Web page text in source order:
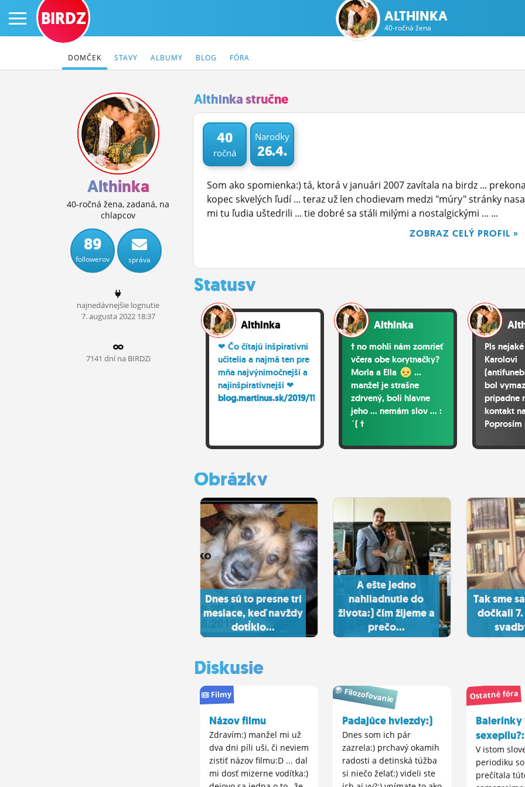
PRIHLÁS SA
ČINŽIAK
FÓRUM
STATUSY
BLOGY
OBRÁZKY
ĽUDIA
MÔJ PROFIL
NASTAVENIA
BIRDZ ALTHINKA
40-ročná žena
DOMČEK STAVY ALBUMY BLOG FÓRA
Althinka
40-ročná žena, zadaná, na
chlapcov
89
followerov správa
najnedávnejšie lognutie
7.augusta2022 18:37
7141 dní na BIRDZi
Althinka stručne
40
ročná
Narodky
26.4.
Som ako spomienka:) tá, ktorá v januári 2007 zavítala na birdz ...
kopec skvelých ľudí ... teraz už len chodievam medzi "múry" stránky
mi tu ľudia uštedrili ... tie dobré sa stáli milými a nostalgickými ... ...
ZOBRAZ CELÝ PROFIL »
Statusy
Althinka
❤ Čo čítajú inšpiratívni
učitelia a najmä ten pre
mňa najvýnimočnejší a
najinšpiratívnejší ❤
blog.martinus.sk/2019/11/...
Althinka
† no mohli nám zomrieť
včera obe korytnačky?
Morla a Ella
...
manžel je strašne
zdrvený, boli hlavne
jeho ... nemám slov ... :
´( †
Pls
Karolovi
bol
prípadne
kontakt
Poprosím
chcem to
každému
Obrázky
Dnes sú to presne tri
mesiace, keď navždy
dotĺklo...
A ešte jedno
nahliadnutie do
života:) čím žijeme a
prečo...
Tak sme
dočkali
Diskusie
Filmy
Názov filmu
Zdravím:) manžel mi už
dva dni píli uši, či neviem
zistiť názov filmu:D ... dal
mi dosť mizerne vodítka:)
Filozofovanie
Padajúce hviezdy:)
Dnes som ich pár
zazrela:) prchavý okamih
radosti a detinská túžba
si niečo želať:) videli ste
Ostatné fóra
Balerínky
V istom
periodiku
prečítala